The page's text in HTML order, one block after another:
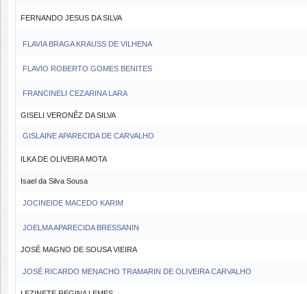
FERNANDO JESUS DA SILVA
FLAVIA BRAGA KRAUSS DE VILHENA
FLAVIO ROBERTO GOMES BENITES
FRANCINELI CEZARINA LARA
GISELI VERONÊZ DA SILVA
GISLAINE APARECIDA DE CARVALHO
ILKA DE OLIVEIRA MOTA
Isael da Silva Sousa
JOCINEIDE MACEDO KARIM
JOELMA APARECIDA BRESSANIN
JOSÉ MAGNO DE SOUSA VIEIRA
JOSÉ RICARDO MENACHO TRAMARIN DE OLIVEIRA CARVALHO